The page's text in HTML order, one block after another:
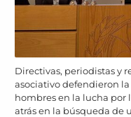
Directivas, periodistas y
asociativo defendieron
hombres en la lucha por
atrás en la búsqueda de